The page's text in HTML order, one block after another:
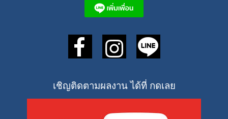
เชิญติดตามผลงาน ได้ที่ กดเลย